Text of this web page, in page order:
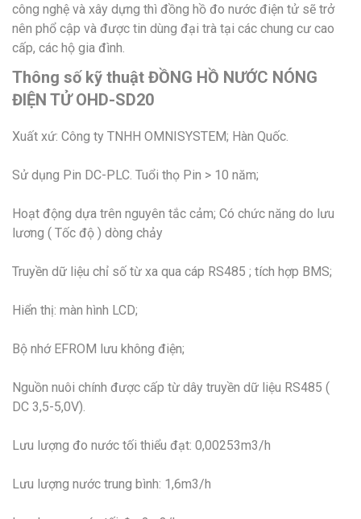
công nghệ và xây dựng thì đồng hồ đo nước điện tử sẽ trở
nên phổ cập và được tin dùng đại trà tại các chung cư cao
cấp, các hộ gia đình.
Thông số kỹ thuật ĐỒNG HỒ NƯỚC NÓNG
ĐIỆN TỬ OHD-SD20
Xuất xứ: Công ty TNHH OMNISYSTEM; Hàn Quốc.
Sử dụng Pin DC-PLC. Tuổi thọ Pin > 10 năm;
Hoạt động dựa trên nguyên tắc cảm; Có chức năng do lưu
lương ( Tốc độ ) dòng chảy
Truyền dữ liệu chỉ số từ xa qua cáp RS485 ; tích hợp BMS;
Hiển thị: màn hình LCD;
Bộ nhớ EFROM lưu không điện;
Nguồn nuôi chính được cấp từ dây truyền dữ liệu RS485 (
DC 3,5-5,0V).
Lưu lượng đo nước tối thiểu đạt: 0,00253m3/h
Lưu lượng nước trung bình: 1,6m3/h